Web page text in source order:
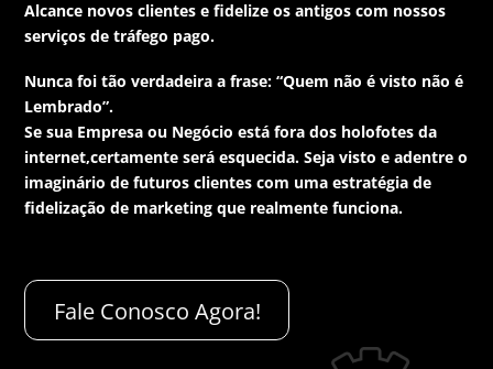
Alcance novos clientes e fidelize os antigos com nossos
serviços de tráfego pago.
Nunca foi tão verdadeira a frase: “Quem não é visto não é
Lembrado”.
Se sua Empresa ou Negócio está fora dos holofotes da
internet,certamente será esquecida. Seja visto e adentre o
imaginário de futuros clientes com uma estratégia de
fidelização de marketing que realmente funciona.
Fale Conosco Agora!